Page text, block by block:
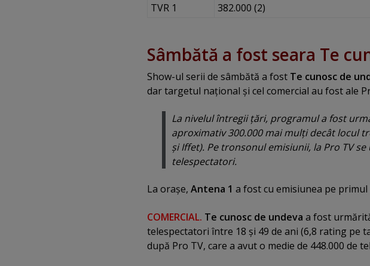
TVR 1
382.000 (2)
Sâmbătă a fost seara Te
Show-ul serii de sâmbătă a fost Te cunosc de
dar targetul naţional şi cel comercial au fost ale
La nivelul întregii ţări, programul a fost
aproximativ 300.000 mai mulţi decât locul
şi Iffet). Pe tronsonul emisiunii, la Pro TV
telespectatori.
La oraşe, Antena 1 a fost cu emisiunea pe
COMERCIAL. Te cunosc de undeva a fost
telespectatori între 18 şi 49 de ani (6,8 rating pe
după Pro TV, care a avut o medie de 448.000 de